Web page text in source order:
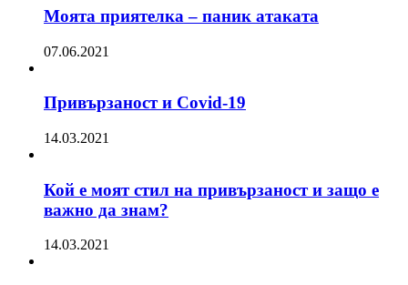
Моята приятелка – паник атаката
07.06.2021
Привързаност и Covid-19
14.03.2021
Кой е моят стил на привързаност и защо е
важно да знам?
14.03.2021